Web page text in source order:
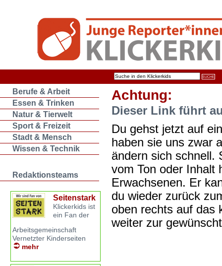
Berufe & Arbeit
Essen & Trinken
Natur & Tierwelt
Sport & Freizeit
Stadt & Mensch
Wissen & Technik
Redaktionsteams
Seitenstark
Klickerkids ist
ein Fan der
Arbeitsgemeinschaft
Vernetzter Kinderseiten
mehr
Achtung:
Dieser Link führt
Du gehst jetzt auf
haben sie uns zwar
ändern sich schnell.
vom Ton oder Inhalt
Erwachsenen. Er
du wieder zurück
oben rechts auf das
weiter zur